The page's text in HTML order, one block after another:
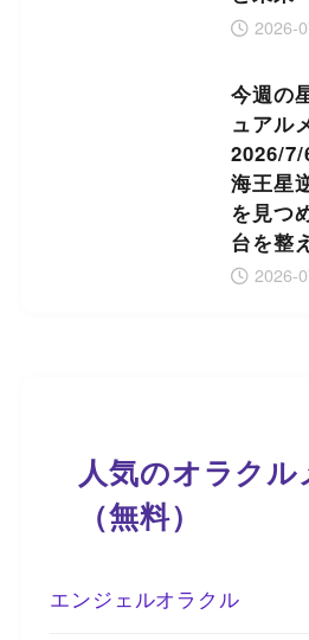
2026-
今週の
ュアル
2026/7/
海王星
を見つ
台を整
2026-
人気のオラク
（無料）
エンジェルオラクル